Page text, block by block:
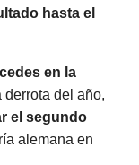
hasta el
en la
derrota del año,
el segundo
alemana en